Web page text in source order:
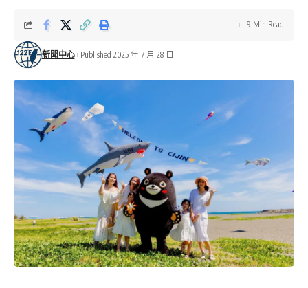
新聞中心 Published 2025 年 7 月 28 日
9 Min Read